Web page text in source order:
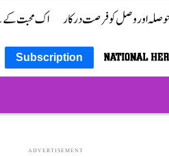
حوصلہ اور وصل کو فرصت درکار اک محبت کے
Subscription
ADVERTISEMENT